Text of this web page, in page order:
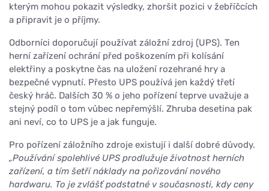
kterým mohou pokazit výsledky, zhoršit pozici v žebříčcích
a připravit je o příjmy.
Odborníci doporučují používat záložní zdroj (UPS). Ten
herní zařízení ochrání před poškozením při kolísání
elektřiny a poskytne čas na uložení rozehrané hry a
bezpečné vypnutí. Přesto UPS používá jen každý třetí
český hráč. Dalších 30 % o jeho pořízení teprve uvažuje a
stejný podíl o tom vůbec nepřemýšlí. Zhruba desetina pak
ani neví, co to UPS je a jak funguje.
Pro pořízení záložního zdroje existují i další dobré důvody.
„Používání spolehlivé UPS prodlužuje životnost herních
zařízení, a tím šetří náklady na pořizování nového
hardwaru. To je zvlášť podstatné v současnosti, kdy ceny